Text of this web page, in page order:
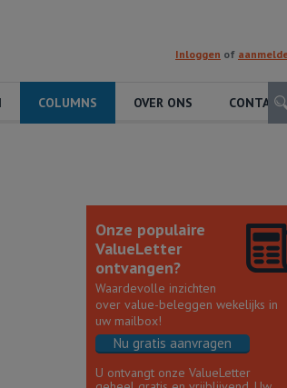
Inloggen of
COLUMNS OVER ONS CONTACT
Onze populaire
ValueLetter
ontvangen?
Waardevolle inzichten
over value-beleggen wekelijks in
uw mailbox!
Nu gratis aanvragen
U ontvangt onze ValueLetter